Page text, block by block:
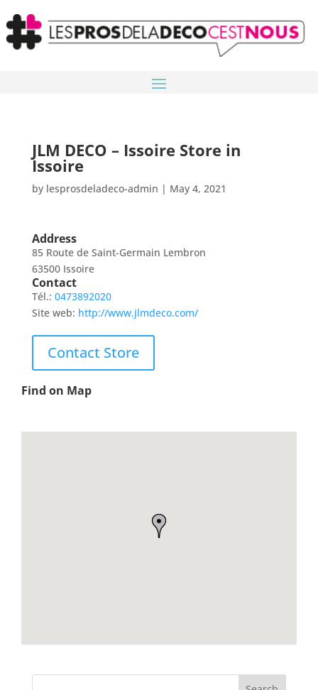
JLM DECO – Issoire Store in
Issoire
by lesprosdeladeco-admin | May 4, 2021
Address
85 Route de Saint-Germain Lembron
63500 Issoire
Contact
Tél.: 0473892020
Site web: http://www.jlmdeco.com/
Contact Store
Find on Map